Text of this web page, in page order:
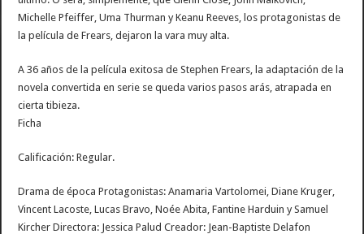
Michelle Pfeiffer, Uma Thurman y Keanu Reeves, los protagonistas de
la película de Frears, dejaron la vara muy alta.
A 36 años de la película exitosa de Stephen Frears, la adaptación de la
novela convertida en serie se queda varios pasos arás, atrapada en
cierta tibieza.
Ficha
Calificación: Regular.
Drama de época Protagonistas: Anamaria Vartolomei, Diane Kruger,
Vincent Lacoste, Lucas Bravo, Noée Abita, Fantine Harduin y Samuel
Kircher Directora: Jessica Palud Creador: Jean-Baptiste Delafon